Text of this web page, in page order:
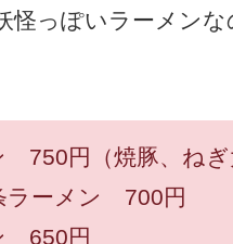
怪っぽいラーメン
750円（焼豚、ね
ラーメン 700円
650円